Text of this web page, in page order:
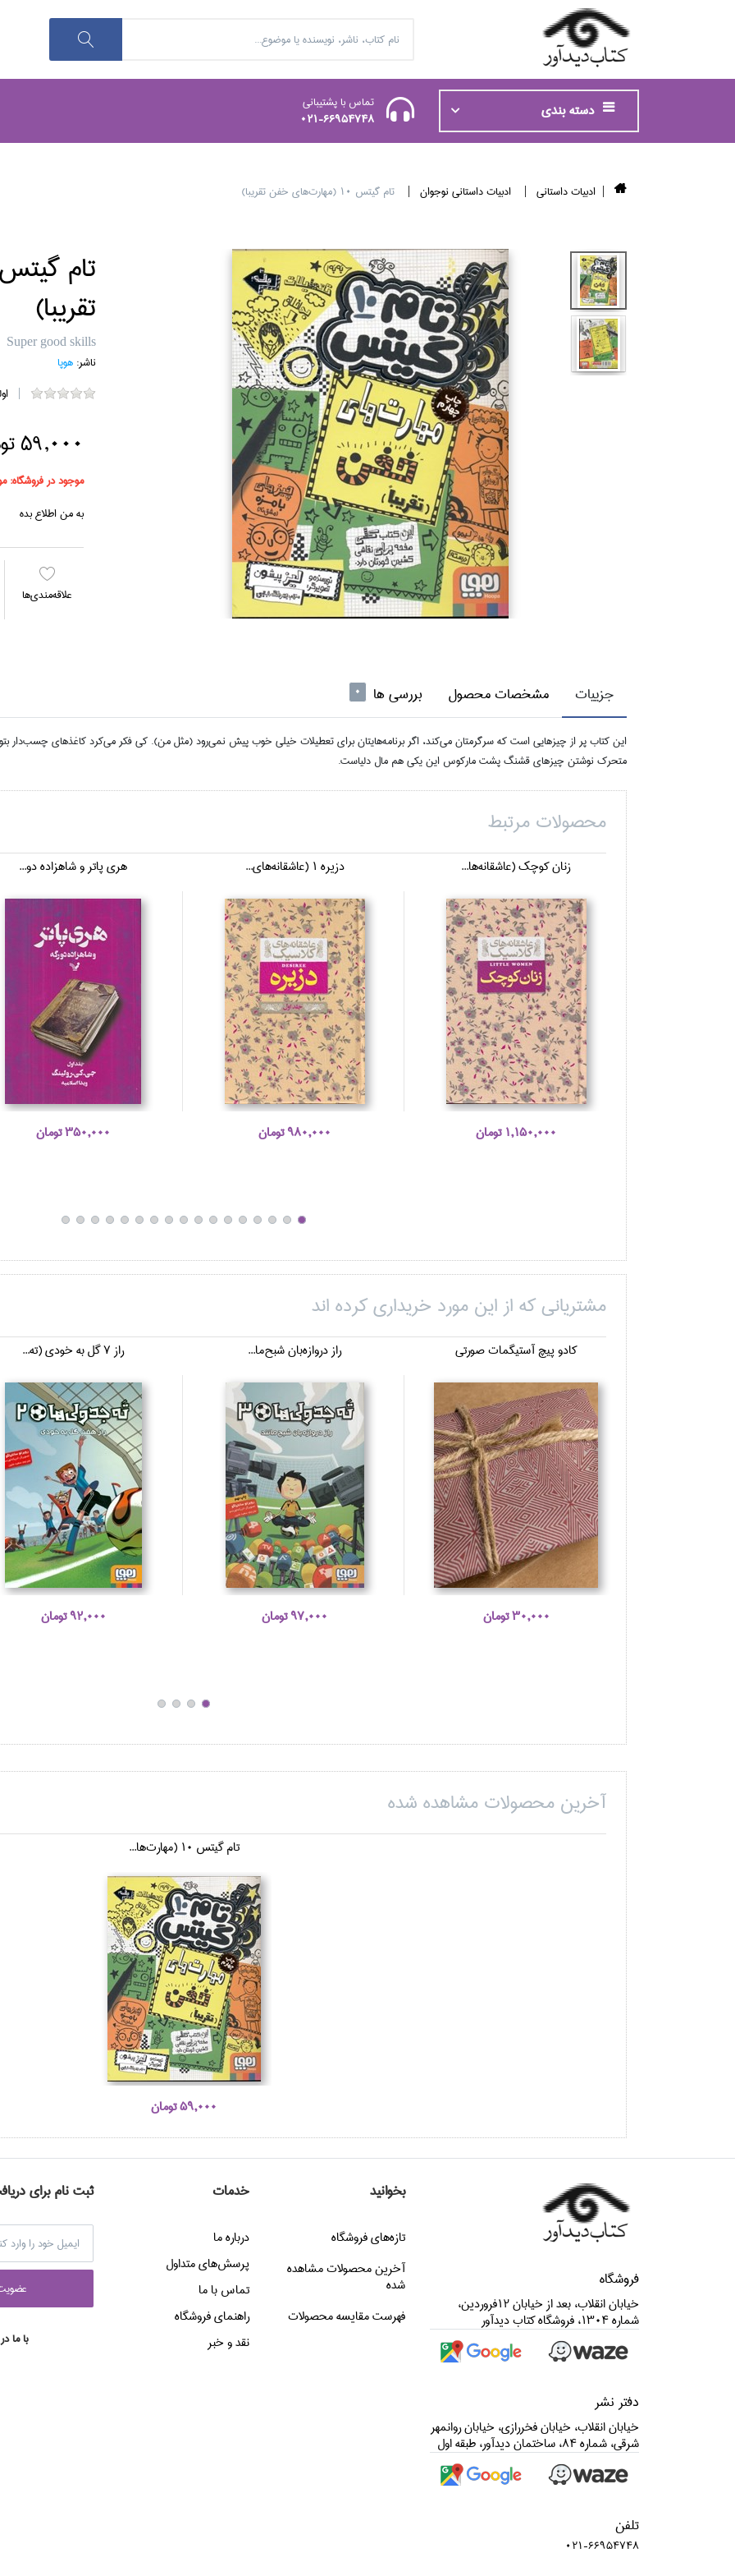
دسته بندی
تماس با پشتیبانی
021-66954748
ادبيات داستاني ادبيات داستاني نوجوان تام گيتس 10 (مهارت‌هاي خفن تقريبا)
تقريبا)
Super good skills
ناشر: هوپا
59,000 تومان
موجود در فروشگاه:
به من اطلاع بده
علاقه‌مندي‌ها
جزییات مشخصات محصول بررسی ها 0
اين كتاب پر از چيزهايي است كه سرگرمتان مي‌كند، اگر برنامه‌هايتان براي تعطيلات خيلي خوب پيش نمي‌رود (مثل من). كي فكر مي‌كرد كاغذهاي چسب‌دار
متحرك نوشتن چيزهاي قشنگ پشت ماركوس اين يكي هم مال دلياست.
محصولات مرتبط
زنان كوچك (عاشقانه‌ها...
1,150,000 تومان
دزيره 1 (عاشقانه‌هاي...
980,000 تومان
هري پاتر و شاهزاده دو...
350,000 تومان
مشتریانی که از این مورد خریداری کرده اند
كادو پيچ آستيگمات صورتي
30,000 تومان
راز دروازه‌بان شبح‌ما...
97,000 تومان
راز 7 گل به خودي (ته...
92,000 تومان
آخرین محصولات مشاهده شده
تام گيتس 10 (مهارت‌ها...
59,000 تومان
فروشگاه
خيابان انقلاب، بعد از خيابان 12فروردين،
شماره 1304، فروشگاه كتاب ديدآور
دفتر نشر
خيابان انقلاب، خيابان فخررازي، خيابان روانمهر
شرقي، شماره 84، ساختمان ديدآور، طبقه اول
تلفن
021-66954748
بخوانید
تازه‌هاي فروشگاه
آخرین محصولات مشاهده
شده
فهرست مقایسه محصولات
خدمات
درباره ما
پرسش‌هاي متداول
تماس با ما
راهنماي فروشگاه
نقد و خبر
ثبت نام برای
با ما